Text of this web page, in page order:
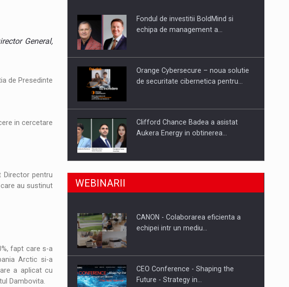
retragerea produselor din piata
din Romania, preiau compania intr-o tranzactie de peste 25…
General,
de Presedinte
in cercetare
Director pentru
au sustinut
fapt care s-a
Arctic si-a
a aplicat cu
Dambovita.
Fondul de investitii BoldMind si
echipa de management a…
Orange Cybersecure – noua solutie
de securitate cibernetica pentru…
Clifford Chance Badea a asistat
Aukera Energy in obtinerea…
SAPTE PERSONALITATI DIN MEDIUL
Hard Enduro Piatra Craiului 2026,
WEBINARII
CANON - Colaborarea eficienta a
echipei intr un mediu…
CEO Conference - Shaping the
Future - Strategy in…